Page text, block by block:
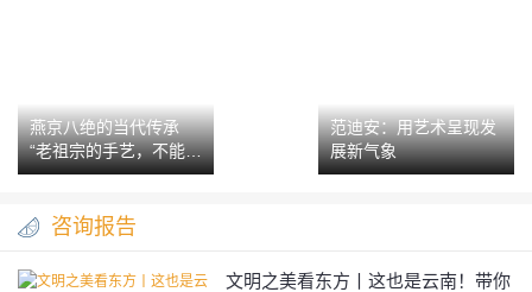
燕京八绝的当代传承
“老祖宗的手艺，不能弄
丢了”
范迪安：用艺术呈现发
展新气象
咨询报告
文明之美看东方丨这也是云南！带你